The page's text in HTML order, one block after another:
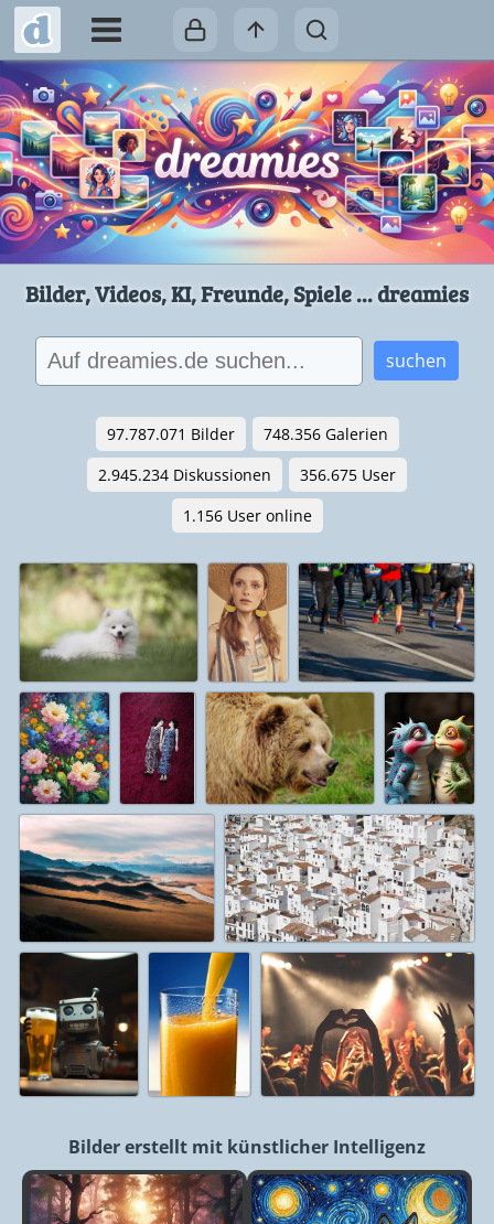
Bilder, Videos, KI, Freunde, Spiele ... dreamies
suchen
97.787.071 Bilder
748.356 Galerien
2.945.234 Diskussionen
356.675 User
1.156 User online
Bilder erstellt mit künstlicher Intelligenz